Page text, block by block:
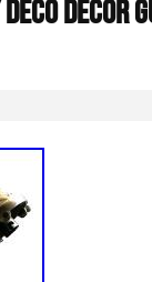
décor